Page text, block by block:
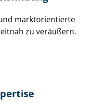
markt­ori­en­tier­te
zu veräußern.